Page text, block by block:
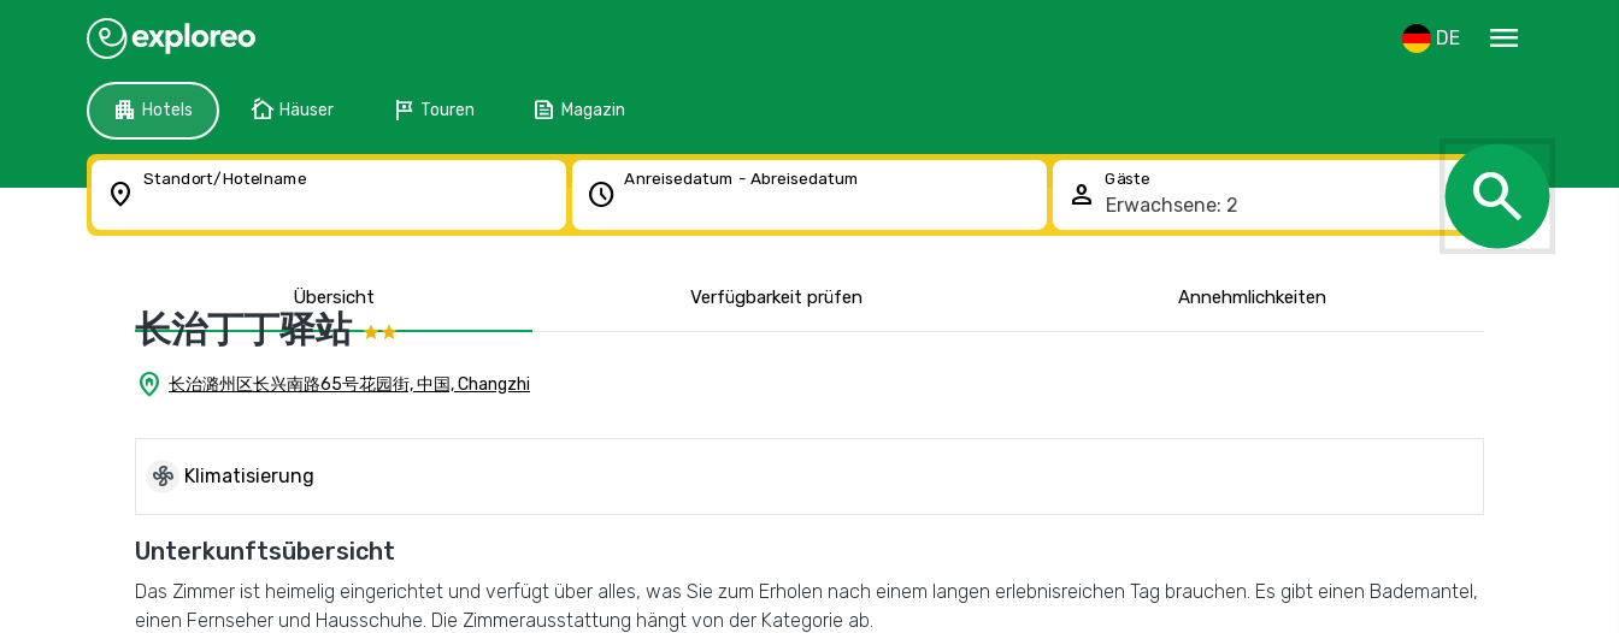
DE menu
apartment Hotels cottage Häuser tour Touren feed Magazin
location_on Standort/Hotelname schedule Anreisedatum - Abreisedatum person Gäste search
Übersicht Verfügbarkeit prüfen Annehmlichkeiten
长治丁丁驿站
home_pin 长治潞州区长兴南路65号花园街, 中国, Changzhi
mode_fan Klimatisierung
Unterkunftsübersicht
Das Zimmer ist heimelig eingerichtet und verfügt über alles, was Sie zum Erholen nach einem langen erlebnisreichen Tag brauchen. Es gibt einen Bademantel,
einen Fernseher und Hausschuhe. Die Zimmerausstattung hängt von der Kategorie ab.